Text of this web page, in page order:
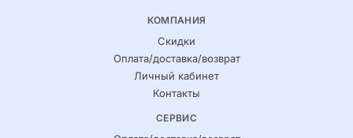
КОМПАНИЯ
Скидки
Оплата/доставка/возврат
Личный кабинет
Контакты
СЕРВИС